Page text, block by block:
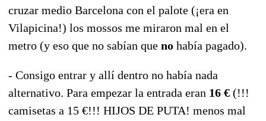
cruzar medio Barcelona con el palote (¡era en
Vilapicina!) los mossos me miraron mal en el
metro (y eso que no sabían que no había pagado).
- Consigo entrar y allí dentro no había nada
alternativo. Para empezar la entrada eran 16 € (!!!
camisetas a 15 €!!! HIJOS DE PUTA! menos mal